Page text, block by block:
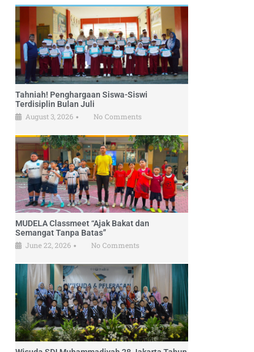
Tahniah! Penghargaan Siswa-Siswi
Terdisiplin Bulan Juli
August 3, 2026 • No Comments
MUDELA Classmeet “Ajak Bakat dan
Semangat Tanpa Batas”
June 22, 2026 • No Comments